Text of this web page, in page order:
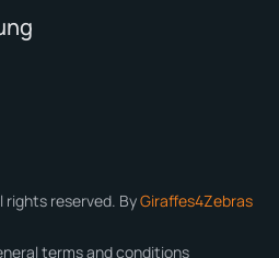
rights reserved. ByGiraffes4Zebras
terms and conditions